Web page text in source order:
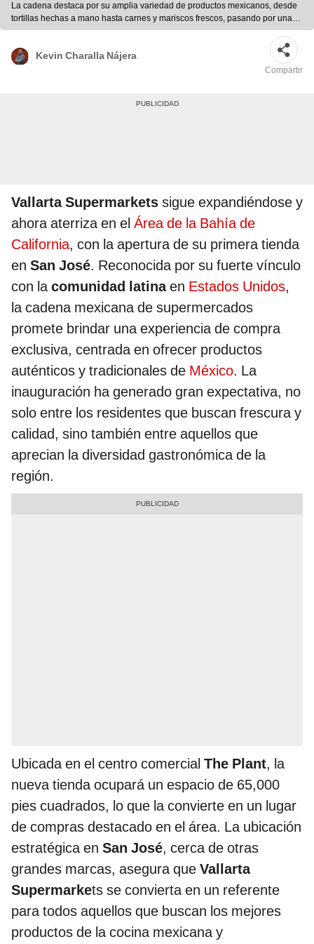
La cadena destaca por su amplia variedad de productos mexicanos, desde
tortillas hechas a mano hasta carnes y mariscos frescos, pasando por una
amplia sección de productos enlatados y secos. Foto: composición LR/ CAl
Kevin Charalla Nájera
Compartir
Vallarta Supermarkets sigue expandiéndose y
ahora aterriza en el Área de la Bahía de
California, con la apertura de su primera tienda
en San José. Reconocida por su fuerte vínculo
con lacomunidad latinaen Estados Unidos,
la cadena mexicana de supermercados
promete brindar una experiencia de compra
exclusiva, centrada en ofrecer productos
auténticos y tradicionales de México. La
inauguración ha generado gran expectativa, no
solo entre los residentes que buscan frescura y
calidad, sino también entre aquellos que
aprecian la diversidad gastronómica de la
región.
Ubicada en el centro comercial The Plant, la
nueva tienda ocupará un espacio de 65,000
pies cuadrados, lo que la convierte en un lugar
de compras destacado en el área. La ubicación
estratégica en San José, cerca de otras
grandes marcas, asegura que Vallarta
Supermarkets se convierta en un referente
para todos aquellos que buscan los mejores
productos de la cocina mexicana y